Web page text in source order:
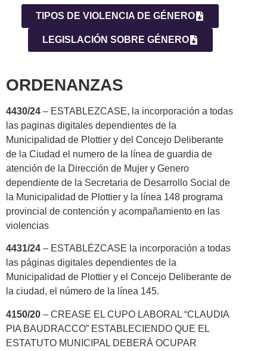
TIPOS DE VIOLENCIA DE GÉNERO
LEGISLACIÓN SOBRE GÉNERO
ORDENANZAS
4430/24 – ESTABLEZCASE, la incorporación a todas
las paginas digitales dependientes de la
Municipalidad de Plottier y del Concejo Deliberante
de la Ciudad el numero de la línea de guardia de
atención de la Dirección de Mujer y Genero
dependiente de la Secretaria de Desarrollo Social de
la Municipalidad de Plottier y la línea 148 programa
provincial de contención y acompañamiento en las
violencias
4431/24 – ESTABLÉZCASE la incorporación a todas
las páginas digitales dependientes de la
Municipalidad de Plottier y el Concejo Deliberante de
la ciudad, el número de la línea 145.
4150/20 – CREASE EL CUPO LABORAL “CLAUDIA
PIA BAUDRACCO” ESTABLECIENDO QUE EL
ESTATUTO MUNICIPAL DEBERÁ OCUPAR